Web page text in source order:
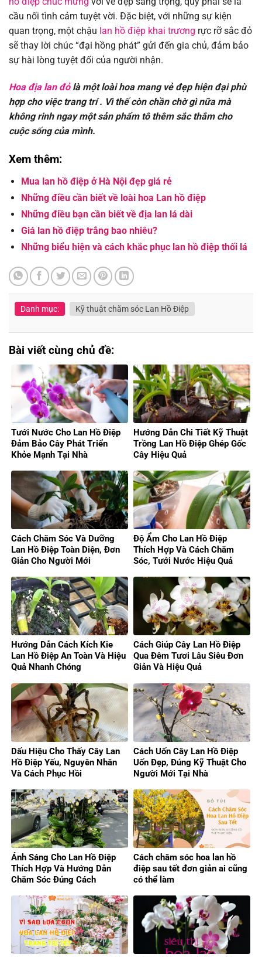
cầu nối tình cảm tuyệt vời. Đặc biệt, với những sự kiện
quan trọng, một chậu lan hồ điệp khai trương rực rỡ sắc đỏ
sẽ thay lời chúc “đại hồng phát” gửi đến gia chủ, đảm bảo
sự hài lòng tuyệt đối của người nhận.
Hoa địa lan đỏlà một loài hoa mang vẻ đẹp hiện đại phù
hợp cho việc trang trí . Vì thế còn chần chờ gì nữa mà
không rinh ngay một sản phẩm tô thêm sắc thắm cho
cuộc sống của mình.
Xem thêm:
Mua lan hồ điệp ở Hà Nội đẹp giá rẻ
Những điều cần biết về loài hoa Lan hồ điệp
Những điều bạn cần biết về địa lan lá dài
Giá lan hồ điệp trắng bao nhiêu?
Những biểu hiện và cách khắc phục lan hồ điệp thối lá
Danh mục: Kỹ thuật chăm sóc Lan Hồ Điệp
Bài viết cùng chủ đề:
Tưới Nước Cho Lan Hồ Điệp
Đảm Bảo Cây Phát Triển
Khỏe Mạnh Tại Nhà
Hướng Dẫn Chi Tiết Kỹ Thuật
Trồng Lan Hồ Điệp Ghép Gốc
Cây Hiệu Quả
Cách Chăm Sóc Và Dưỡng
Lan Hồ Điệp Toàn Diện, Đơn
Giản Cho Người Mới
Độ Ẩm Cho Lan Hồ Điệp
Thích Hợp Và Cách Chăm
Sóc, Tưới Nước Hiệu Quả
Hướng Dẫn Cách Kích Kie
Lan Hồ Điệp An Toàn Và Hiệu
Quả Nhanh Chóng
Cách Giúp Cây Lan Hồ Điệp
Qua Đêm Tươi Lâu Siêu Đơn
Giản Và Hiệu Quả
Dấu Hiệu Cho Thấy Cây Lan
Hồ Điệp Yếu, Nguyên Nhân
Và Cách Phục Hồi
Cách Uốn Cây Lan Hồ Điệp
Uốn Đẹp, Đúng Kỹ Thuật Cho
Người Mới Tại Nhà
Ánh Sáng Cho Lan Hồ Điệp
Thích Hợp Và Hướng Dẫn
Chăm Sóc Đúng Cách
Cách chăm sóc hoa lan hồ
điệp sau tết đơn giản ai cũng
có thể làm